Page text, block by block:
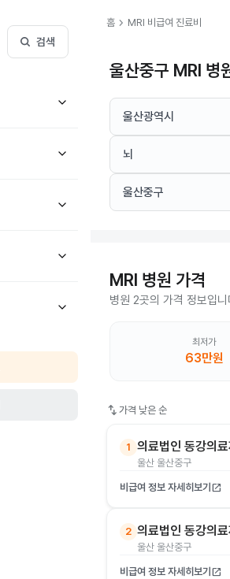
검색
홈 chevron_right MRI 비급여 진료비
울산중구 MRI
울산광역시
뇌
울산중구
MRI 병원 가격
병원 2곳의 가격 정보입니
최저가
63만원
swap_vert 가격 낮은 순
1 의료법인 동강의
울산 울산중구
비급여 정보 자세히보기 open_in_new
2 의료법인 동강의
울산 울산중구
비급여 정보 자세히보기 open_in_new